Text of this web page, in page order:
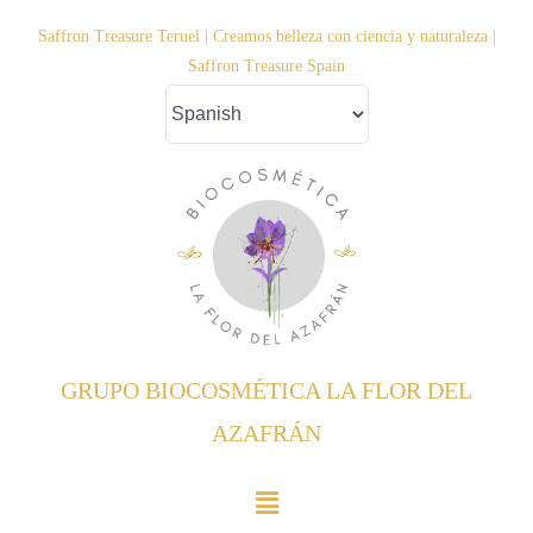
Saffron Treasure Teruel | Creamos belleza con ciencia y naturaleza |
Saffron Treasure Spain
GRUPO BIOCOSMÉTICA LA FLOR DEL
AZAFRÁN
Toggle